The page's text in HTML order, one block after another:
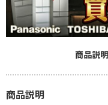
商品説明
商品説明